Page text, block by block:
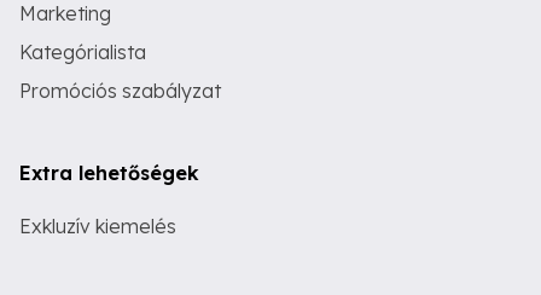
Marketing
Kategórialista
Promóciós szabályzat
Extra lehetőségek
Exkluzív kiemelés